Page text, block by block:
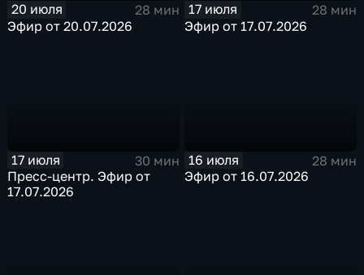
20 июля
28 мин
Эфир от 20.07.2026
17 июля
28 мин
Эфир от 17.07.2026
17 июля
30 мин
Пресс-центр. Эфир от
17.07.2026
16 июля
28 мин
Эфир от 16.07.2026